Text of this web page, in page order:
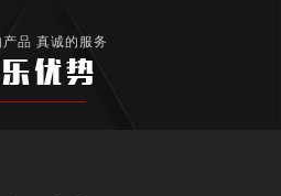
品 真诚的服务
优势